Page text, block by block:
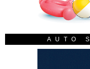
AUTO